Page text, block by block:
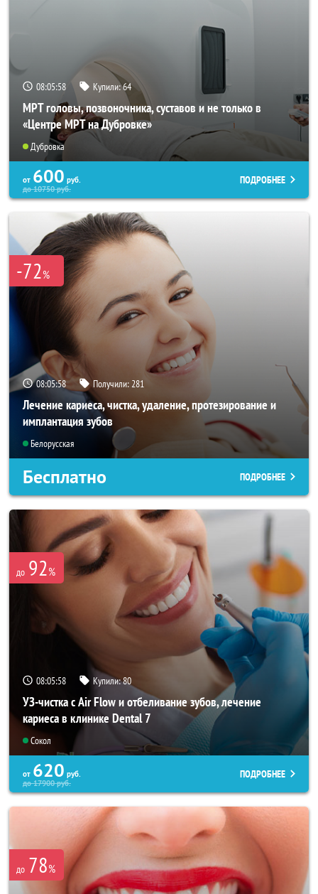
08:05:55 Купили:64
МРТ головы, позвоночника, суставов и не только в
«Центре МРТ на Дубровке»
Дубровка
от 600 руб.
до10750руб.
ПОДРОБНЕЕ
-72%
08:05:55 Получили: 281
Лечение кариеса, чистка, удаление, протезирование и
имплантация зубов
Белорусская
Бесплатно ПОДРОБНЕЕ
до 92%
08:05:55 Купили:80
УЗ-чистка с Air Flow и отбеливание зубов, лечение
кариеса в клинике Dental 7
Сокол
от 620 руб.
до17900руб.
ПОДРОБНЕЕ
до 78%